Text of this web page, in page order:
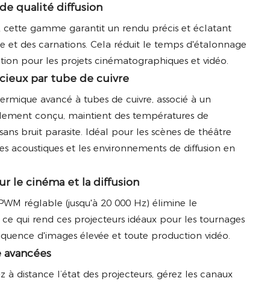
qualité diffusion
gamme garantit un rendu précis et éclatant
et des carnations. Cela réduit le temps d'étalonnage
pour les projets cinématographiques et vidéo.
par tube de cuivre
avancé à tubes de cuivre, associé à un
conçu, maintient des températures de
bruit parasite. Idéal pour les scènes de théâtre
acoustiques et les environnements de diffusion en
le cinéma et la diffusion
réglable (jusqu'à 20 000 Hz) élimine le
qui rend ces projecteurs idéaux pour les tournages
d'images élevée et toute production vidéo.
à distance l’état des projecteurs, gérez les canaux